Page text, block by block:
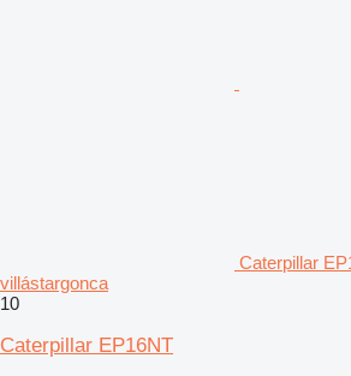
Caterpillar
villástargonca
10
Caterpillar EP16NT